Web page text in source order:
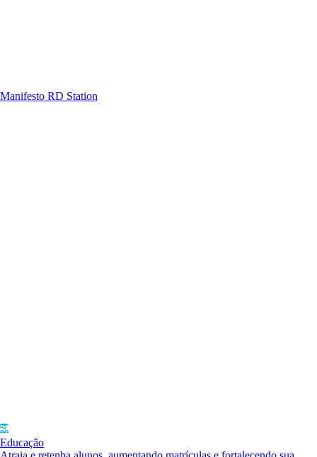
Manifesto RD Station
Educação